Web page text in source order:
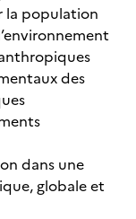
la population
des
dans une
globale et